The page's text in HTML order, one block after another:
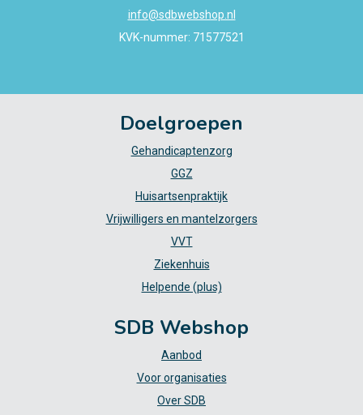
info@sdbwebshop.nl
KVK-nummer: 71577521
Doelgroepen
Gehandicaptenzorg
GGZ
Huisartsenpraktijk
Vrijwilligers en mantelzorgers
VVT
Ziekenhuis
Helpende (plus)
SDB Webshop
Aanbod
Voor organisaties
Over SDB